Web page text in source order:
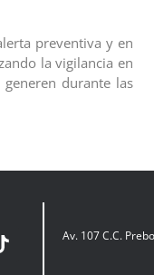
preventiva y en
la vigilancia en
durante las
Av. 107 C.C.